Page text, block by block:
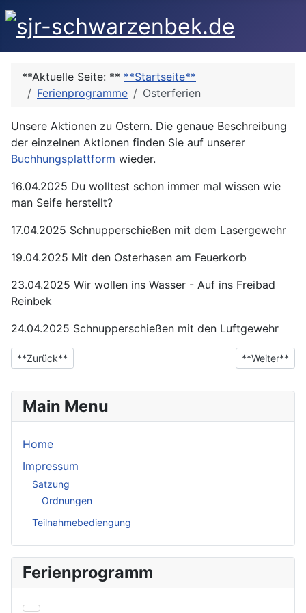
**Aktuelle Seite: ** **Startseite**
Ferienprogramme
Osterferien
Unsere Aktionen zu Ostern. Die genaue Beschreibung
der einzelnen Aktionen finden Sie auf unserer
Buchhungsplattform wieder.
16.04.2025 Du wolltest schon immer mal wissen wie
man Seife herstellt?
17.04.2025 Schnupperschießen mit dem Lasergewehr
19.04.2025 Mit den Osterhasen am Feuerkorb
23.04.2025 Wir wollen ins Wasser - Auf ins Freibad
Reinbek
24.04.2025 Schnupperschießen mit den Luftgewehr
**Vorheriger Beitrag: Sommerferien**
**Zurück** **Nächster
**Weiter**
Main Menu
Home
Impressum
Satzung
Ordnungen
Teilnahmebediengung
Ferienprogramm